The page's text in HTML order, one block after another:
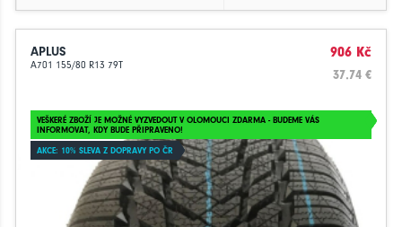
APLUS
A701 155/80 R13 79T
906 Kč
37.74 €
VEŠKERÉ ZBOŽÍ JE MOŽNÉ VYZVEDOUT V OLOMOUCI ZDARMA - BUDEME VÁS
INFORMOVAT, KDY BUDE PŘIPRAVENO!
AKCE: 10% SLEVA Z DOPRAVY PO ČR